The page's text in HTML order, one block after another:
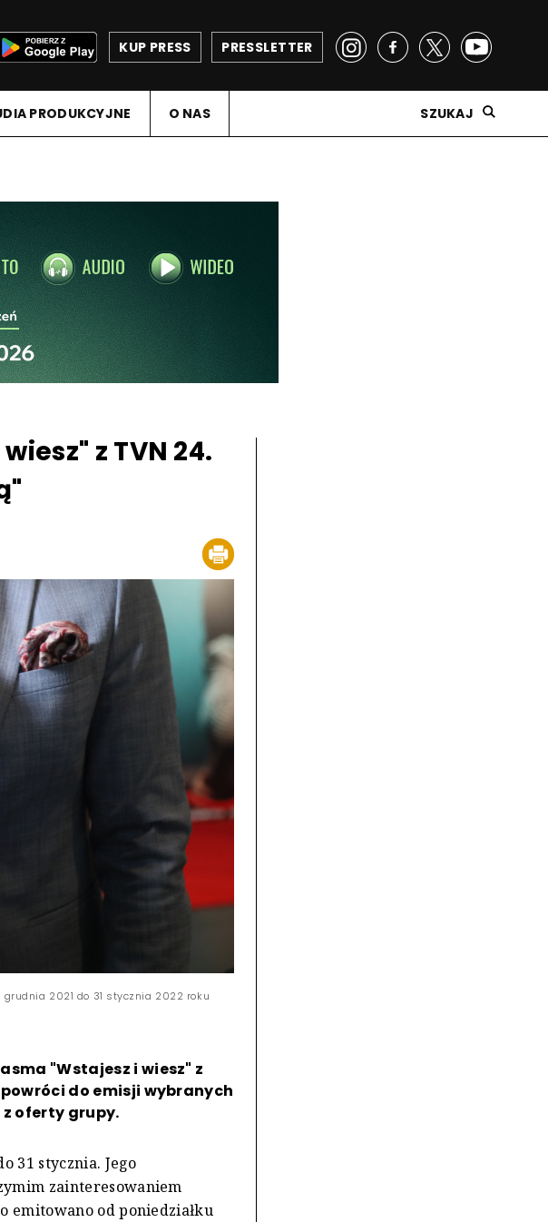
PRESSLETTER
KUP PRESS
PRODUKCYJNE O NAS SZUKAJ
z TVN 24.
grudnia 2021 do 31 stycznia 2022 roku
"Wstajesz i wiesz" z
do emisji wybranych
oferty grupy.
31 stycznia. Jego
zainteresowaniem
emitowano od poniedziałku